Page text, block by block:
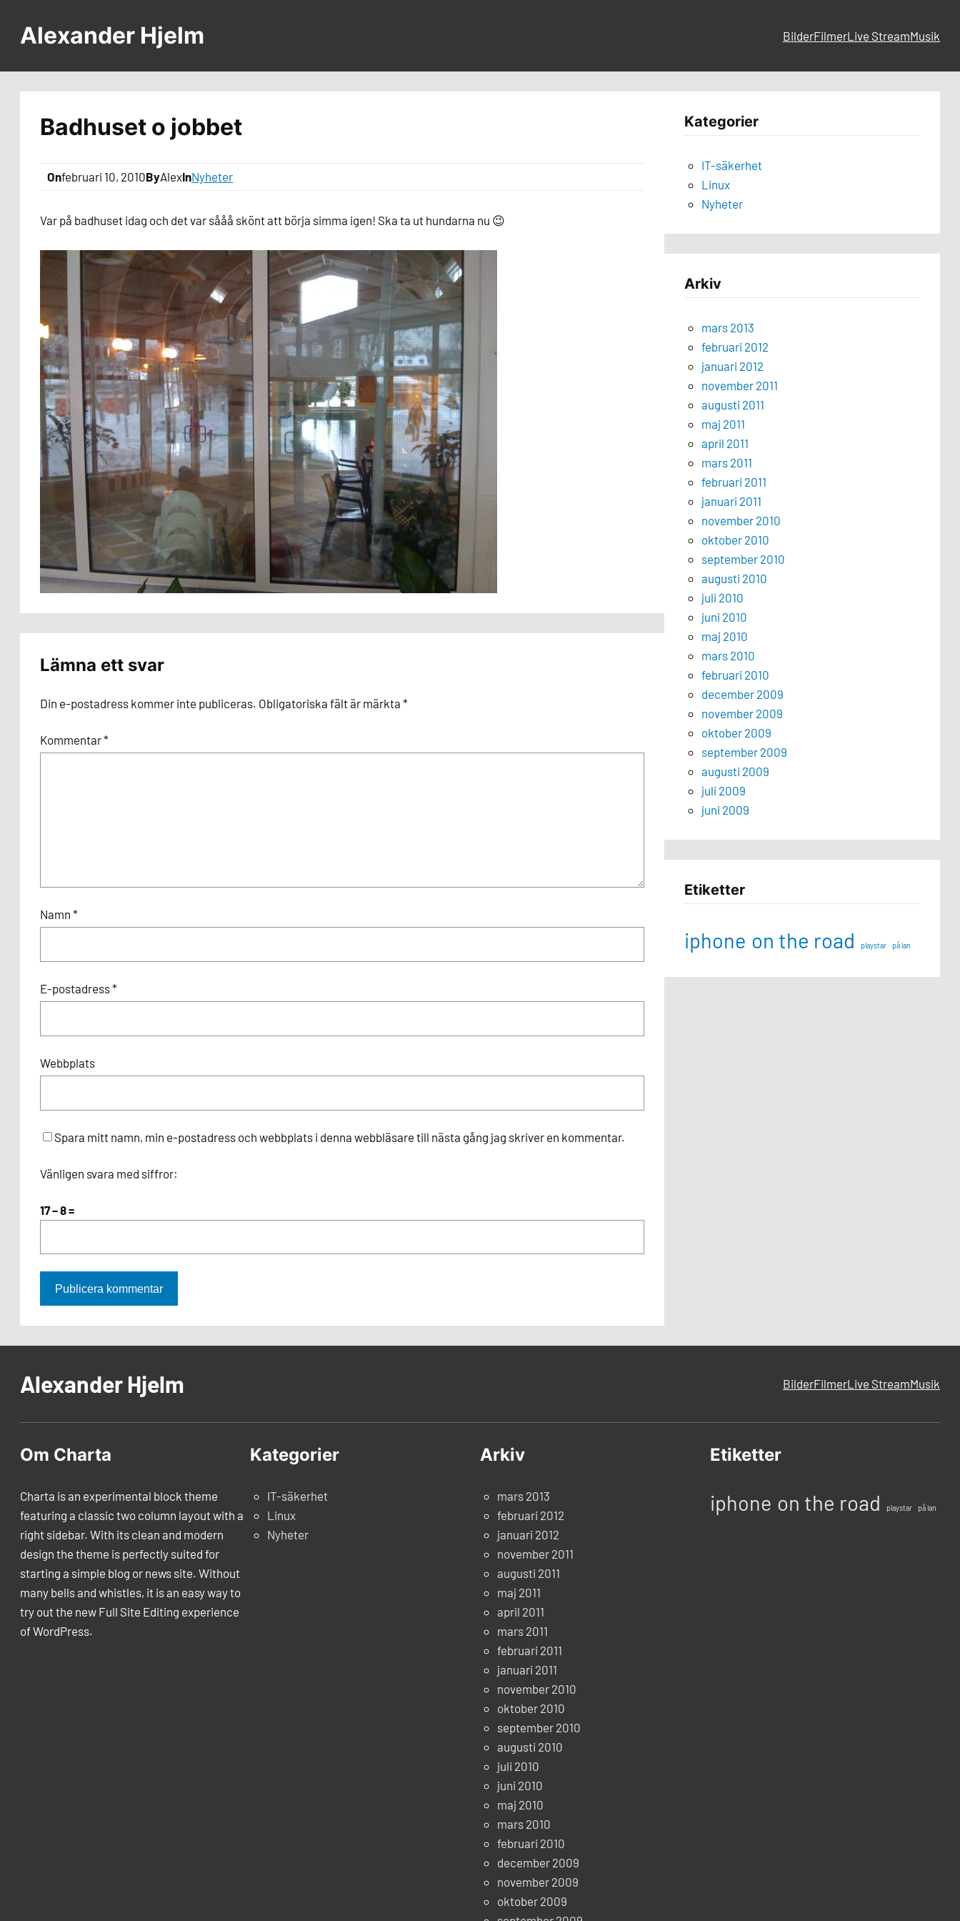
innehållAlexander Hjelm BilderFilmerLive StreamMusik
Badhuset o jobbet
Onfebruari 10, 2010ByAlexInNyheter
Var på badhuset idag och det var sååå skönt att börja simma igen! Ska ta ut hundarna nu 😉
Lämna ett svar
Din e-postadress kommer inte publiceras. Obligatoriska fält är märkta *
Kommentar*
Namn *
E-postadress*
Webbplats
Spara mitt namn, min e-postadress och webbplats i denna webbläsare till nästa gång jag skriver en kommentar.
Vänligen svara med siffror:
17 − 8 =
Kategorier
IT-säkerhet
Linux
Nyheter
Arkiv
mars 2013
februari 2012
januari 2012
november 2011
augusti 2011
maj 2011
april 2011
mars 2011
februari 2011
januari 2011
november 2010
oktober 2010
september 2010
augusti 2010
juli 2010
juni 2010
maj 2010
mars 2010
februari 2010
december 2009
november 2009
oktober 2009
september 2009
augusti 2009
juli 2009
juni 2009
Etiketter
iphone on the road playstar på lan
Alexander Hjelm BilderFilmerLive StreamMusik
Om Charta
Charta is an experimental block theme
featuring a classic two column layout with a
right sidebar. With its clean and modern
design the theme is perfectly suited for
starting a simple blog or news site. Without
many bells and whistles, it is an easy way to
try out the new Full Site Editing experience
of WordPress.
Kategorier
IT-säkerhet
Linux
Nyheter
Arkiv
mars 2013
februari 2012
januari 2012
november 2011
augusti 2011
maj 2011
april 2011
mars 2011
februari 2011
januari 2011
november 2010
oktober 2010
september 2010
augusti 2010
juli 2010
juni 2010
maj 2010
mars 2010
februari 2010
december 2009
november 2009
oktober 2009
Etiketter
iphone on the road playstar på lan